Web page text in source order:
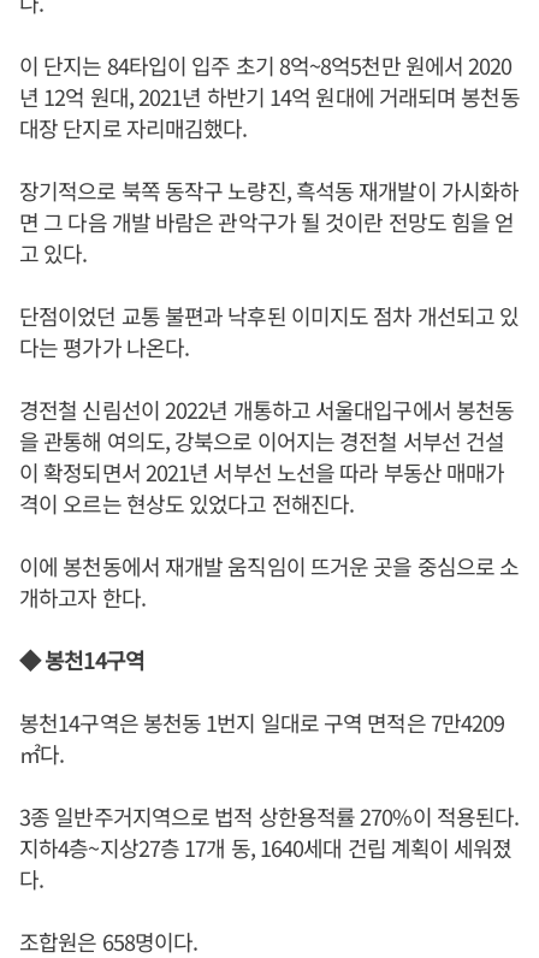
이 단지는 84타입이 입주 초기 8억~8억5천만 원에서 2020
년 12억 원대, 2021년 하반기 14억 원대에 거래되며 봉천동
대장 단지로 자리매김했다.
장기적으로 북쪽 동작구 노량진, 흑석동 재개발이 가시화하
면 그 다음 개발 바람은 관악구가 될 것이란 전망도 힘을 얻
고 있다.
단점이었던 교통 불편과 낙후된 이미지도 점차 개선되고 있
다는 평가가 나온다.
경전철 신림선이 2022년 개통하고 서울대입구에서 봉천동
을 관통해 여의도, 강북으로 이어지는 경전철 서부선 건설
이 확정되면서 2021년 서부선 노선을 따라 부동산 매매가
격이 오르는 현상도 있었다고 전해진다.
이에 봉천동에서 재개발 움직임이 뜨거운 곳을 중심으로 소
개하고자 한다.
◆ 봉천14구역
봉천14구역은 봉천동 1번지 일대로 구역 면적은 7만4209
㎡다.
3종 일반주거지역으로 법적 상한용적률 270%이 적용된다.
지하4층~지상27층 17개 동, 1640세대 건립 계획이 세워졌
다.
조합원은 658명이다.